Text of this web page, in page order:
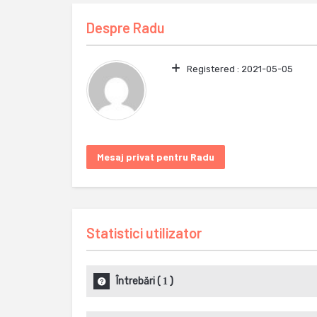
Despre Radu
Registered : 2021-05-05
Mesaj privat pentru Radu
Statistici utilizator
Întrebări( 1 )